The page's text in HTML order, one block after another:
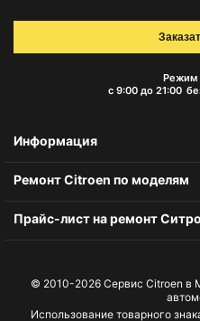
Режим
с 9:00 до 21:00
Информация
Ремонт Citroen по моделям
Прайс-лист на ремонт
© 2010-2026 Сервис Citroen в
Использование товарного